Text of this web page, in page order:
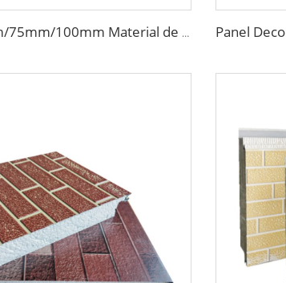
espesor de 50mm/75mm/100mm Material de construcción Panel de lana de roca para particiones, panel de pared sandwich decorativo Pu